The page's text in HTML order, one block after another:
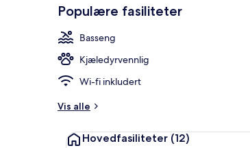
v
Populære fasiliteter
Basseng
Kjæledyrvennlig
Wi-fi inkludert
Vis alle
Hovedfasiliteter (12)